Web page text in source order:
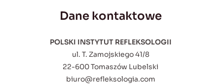
Dane kontaktowe
POLSKI INSTYTUT REFLEKSOLOGII
ul. T. Zamojskiego 41/8
22-600 Tomaszów Lubelski
biuro@refleksologia.com